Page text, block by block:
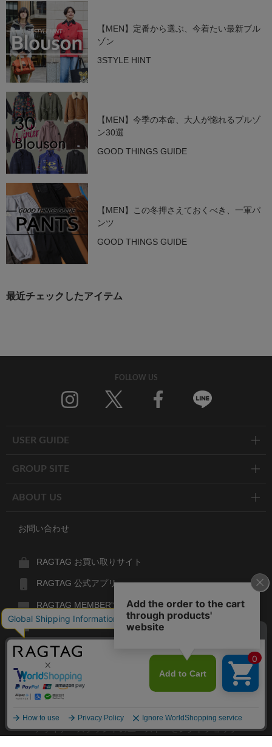
【MEN】定番から選ぶ、今着たい最新ブル
ゾン
3STYLE HINT
【MEN】今季の本命、大人が惚れるブルゾ
ン30選
GOOD THINGS GUIDE
【MEN】この冬押さえておくべき、一軍パ
ンツ
GOOD THINGS GUIDE
最近チェックしたアイテム
FOLLOW US
USER GUIDE
GROUP SITE
ABOUT US
お問い合わせ
RAGTAG お買い取りサイト
RAGTAG 公式アプリ
RAGTAG MEMBER'S CARD
RAGTAG MAGAZINE
RAGTAG Global
RAGTAG
デザイナーズブランドのユーズド・セレクトショップ